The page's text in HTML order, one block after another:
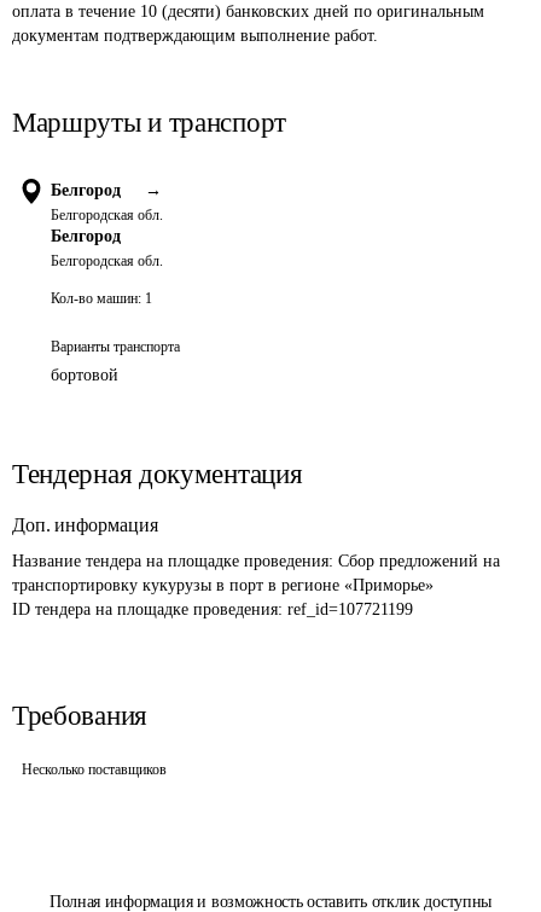
Полная информация и возможность оставить отклик доступны
оплата в течение 10 (десяти) банковских дней по оригинальным
документам подтверждающим выполнение работ.
Маршруты и транспорт
Белгород →
Белгородская обл.
Белгород
Белгородская обл.
Кол-во машин: 1
Варианты транспорта
бортовой
Тендерная документация
Доп. информация
Название тендера на площадке проведения: Сбор предложений на
транспортировку кукурузы в порт в регионе «Приморье»
ID тендера на площадке проведения: ref_id=107721199
Требования
Несколько поставщиков